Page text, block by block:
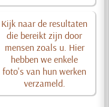
Kijk naar de resultaten
die bereikt zijn door
mensen zoals u. Hier
hebben we enkele
foto's van hun werken
verzameld.